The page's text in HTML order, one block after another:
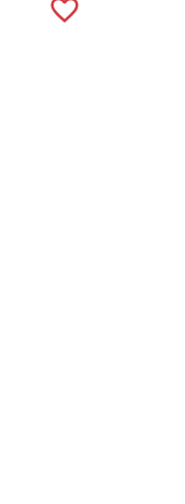
favorite_border